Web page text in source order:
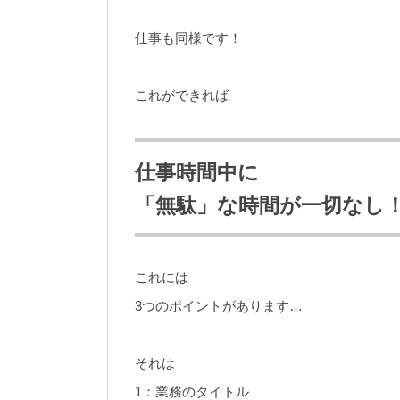
仕事も同様です！
これができれば
仕事時間中に
「無駄」な時間が一切なし
これには
3つのポイントがあります…
それは
1：業務のタイトル